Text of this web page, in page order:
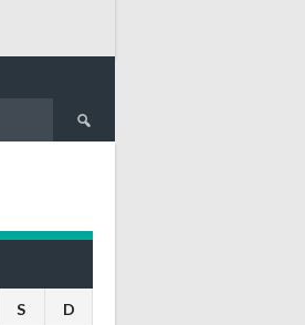
Pesquisar
por:
S D